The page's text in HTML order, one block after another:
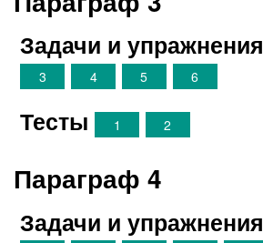
Задачи и упражнения
3
4 5 6
Тесты 1 2
Параграф 4
Задачи и упражнения